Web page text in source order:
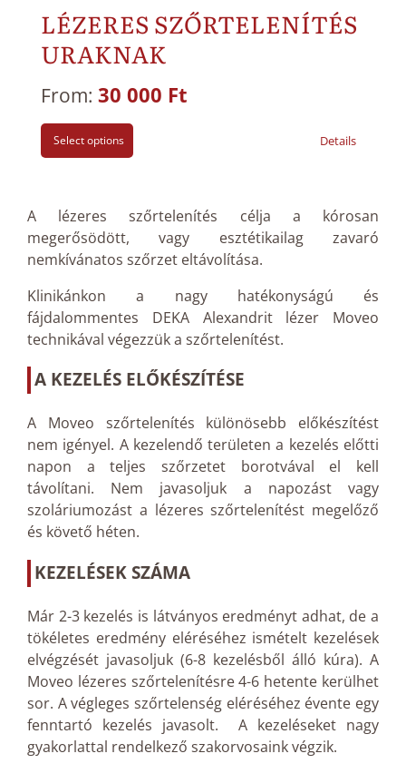
LÉZERES SZŐRTELENÍTÉS
URAKNAK
From: 30 000 Ft
Select options Details
A lézeres szőrtelenítés célja a kórosan
megerősödött, vagy esztétikailag zavaró
nemkívánatos szőrzet eltávolítása.
Klinikánkon a nagy hatékonyságú és
fájdalommentes DEKA Alexandrit lézer Moveo
technikával végezzük a szőrtelenítést.
A KEZELÉS ELŐKÉSZÍTÉSE
A Moveo szőrtelenítés különösebb előkészítést
nem igényel. A kezelendő területen a kezelés előtti
napon a teljes szőrzetet borotvával el kell
távolítani. Nem javasoljuk a napozást vagy
szoláriumozást a lézeres szőrtelenítést megelőző
és követő héten.
KEZELÉSEK SZÁMA
Már 2-3 kezelés is látványos eredményt adhat, de a
tökéletes eredmény eléréséhez ismételt kezelések
elvégzését javasoljuk (6-8 kezelésből álló kúra). A
Moveo lézeres szőrtelenítésre 4-6 hetente kerülhet
sor. A végleges szőrtelenség eléréséhez évente egy
fenntartó kezelés javasolt. A kezeléseket nagy
gyakorlattal rendelkező szakorvosaink végzik.